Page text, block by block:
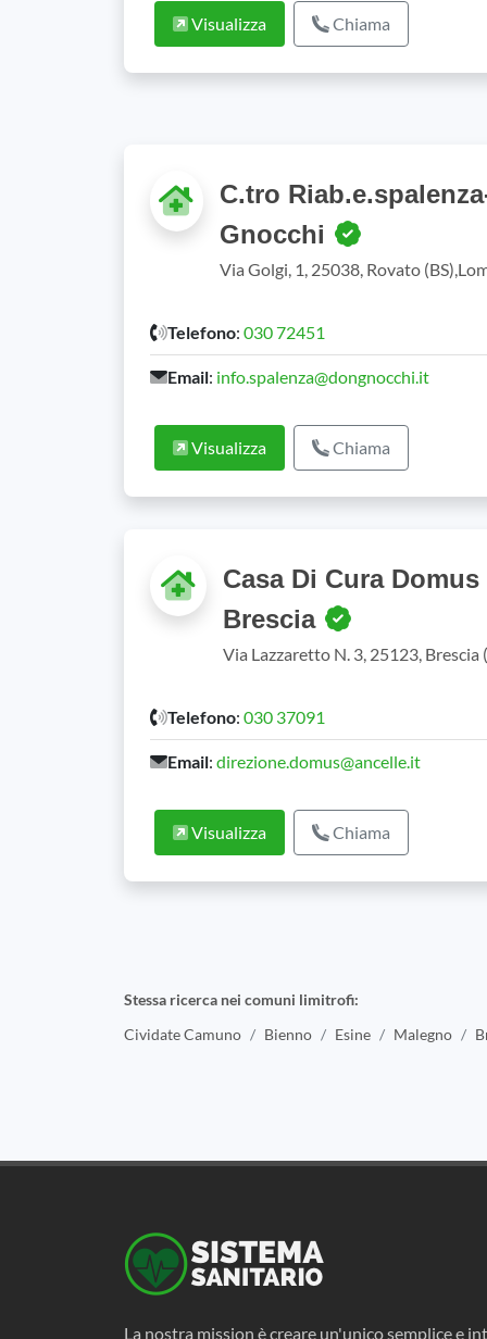
Visualizza Chiama
C.tro
Gnocchi
Via Golgi, 1, 25038, Rovato
Telefono: 030 72451
Email: info.spalenza@dongnocchi.it
Visualizza Chiama
Casa Di Cura
Brescia
Via Lazzaretto N. 3, 25123, Brescia
Telefono: 030 37091
Email: direzione.domus@ancelle.it
Visualizza Chiama
Stessa ricerca nei comuni limitrofi:
Cividate Camuno
Bienno Esine Malegno
La nostra mission è creare un'unico semplice e